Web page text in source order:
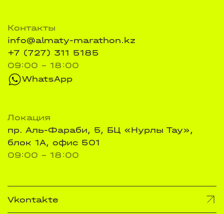
Контакты
info@almaty-marathon.kz
+7 (727) 311 5185
09:00 - 18:00
WhatsApp
Локация
пр. Аль-Фараби, 5, БЦ «Нурлы Тау»,
блок 1А, офис 501
09:00 - 18:00
Vkontakte